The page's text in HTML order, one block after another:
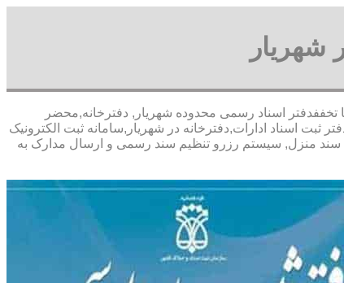
شهریار
با تخففدفتر اسناد رسمی محدوده شهریار, دفترخانه,محضر
اسناد ادارات,دفترخانه در شهریار,سامانه ثبت الکترونیک
سند منزل, سیستم رزرو تنظیم سند رسمی و ارسال مدارک به